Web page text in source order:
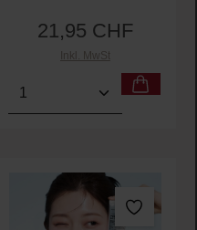
gewünschten Wert ein
Regulärer Preis:
21,95 CHF
Inkl. MwSt
Produkt Anzahl: Gib